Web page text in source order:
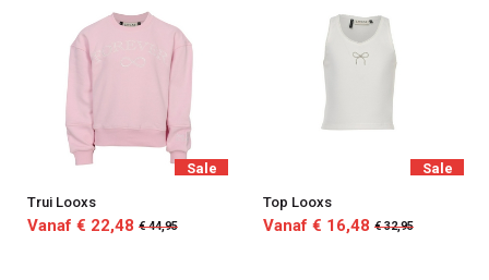
Sale
Trui Looxs
Vanaf € 22,48 € 44,95
Sale
Top Looxs
Vanaf € 16,48 € 32,95